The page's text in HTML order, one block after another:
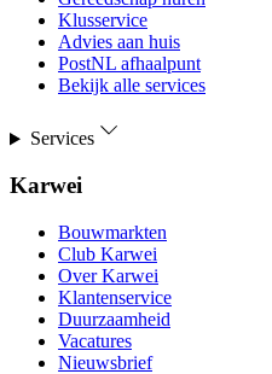
Klusservice
Advies aan huis
PostNL afhaalpunt
Bekijk alle services
Services
Karwei
Bouwmarkten
Club Karwei
Over Karwei
Klantenservice
Duurzaamheid
Vacatures
Nieuwsbrief